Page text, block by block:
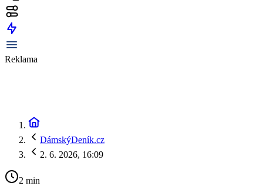
Reklama
DámskýDeník.cz
2. 6. 2026, 16:09
2 min